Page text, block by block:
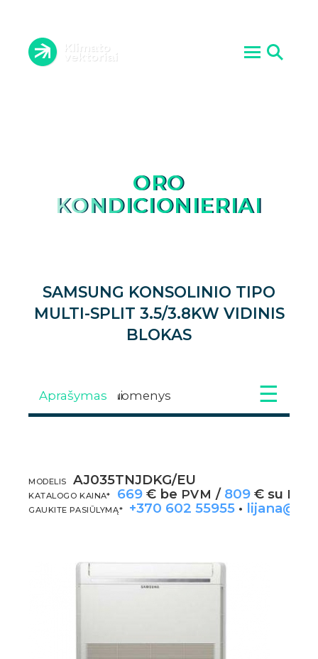
ORO
KONDICIONIERIAI
SAMSUNG KONSOLINIO TIPO
MULTI-SPLIT 3.5/3.8KW VIDINIS
BLOKAS
Aprašymas
Techniniai duomenys
Galimi priedai
Galerija
APRAŠYMAS
MODELIS AJ035TNJDKG/EU
KATALOGO KAINA* 669€ be PVM / 809 € su PVM
GAUKITE PASIŪLYMĄ* +370 602 55955 •